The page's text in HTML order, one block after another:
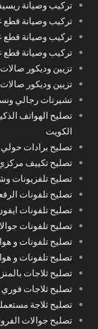
تركيب وصيانة
تركيب وصيانة قطع
تركيب وصيانة قطع
تركيب وصيانة قطع
تزيين وديكور
تزيين وديكور
تشيرتات رجالي
تصليح الهواتف
الكويت
تصليح برادات حولي 24 ساعة فني تصليح برادات باكستاني
تصليح تكييف
تصليح تلفزيونات
تصليح تلفونات
تصليح تلفونات
تصليح تلفونات
تصليح تلفونات و
تصليح تلفونات و
تصليح ثلاجات
تصليح ثلاجات
تصليح ثلاجة
تصليح جوالات